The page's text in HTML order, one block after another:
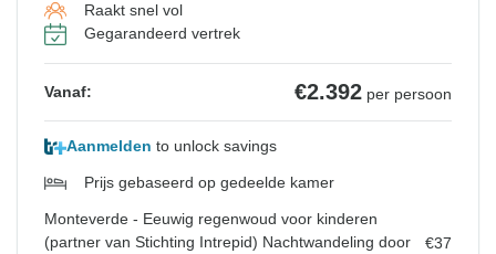
Raakt snel vol
Gegarandeerd vertrek
Vanaf: €2.392 per persoon
Aanmelden to unlock savings
Prijs gebaseerd op gedeelde kamer
Monteverde - Eeuwig regenwoud voor kinderen
(partner van Stichting Intrepid) Nachtwandeling door
€37